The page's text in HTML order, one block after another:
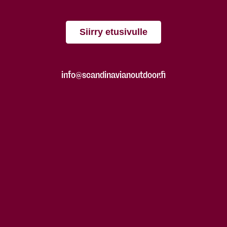
Siirry etusivulle
info@scandinavianoutdoor.fi